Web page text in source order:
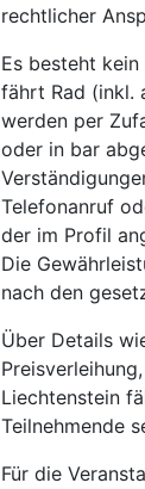
rechtlicher
Es besteht
fährt Rad (inkl.
werden per
oder in bar
Telefonanruf
der im Profil
Die
nach den
Über Details
Liechtenstein
Teilnehmende
Für die